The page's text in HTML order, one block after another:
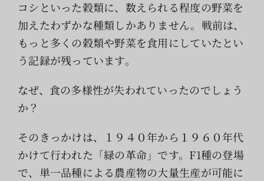
コシといった穀類に、数えられる程度の野菜を
加えたわずかな種類しかありません。戦前は、
もっと多くの穀類や野菜を食用にしていたとい
う記録が残っています。
なぜ、食の多様性が失われていったのでしょう
か？
そのきっかけは、１９４０年から１９６０年代
かけて行われた「緑の革命」です。F1種の登場
で、単一品種による農産物の大量生産が可能に